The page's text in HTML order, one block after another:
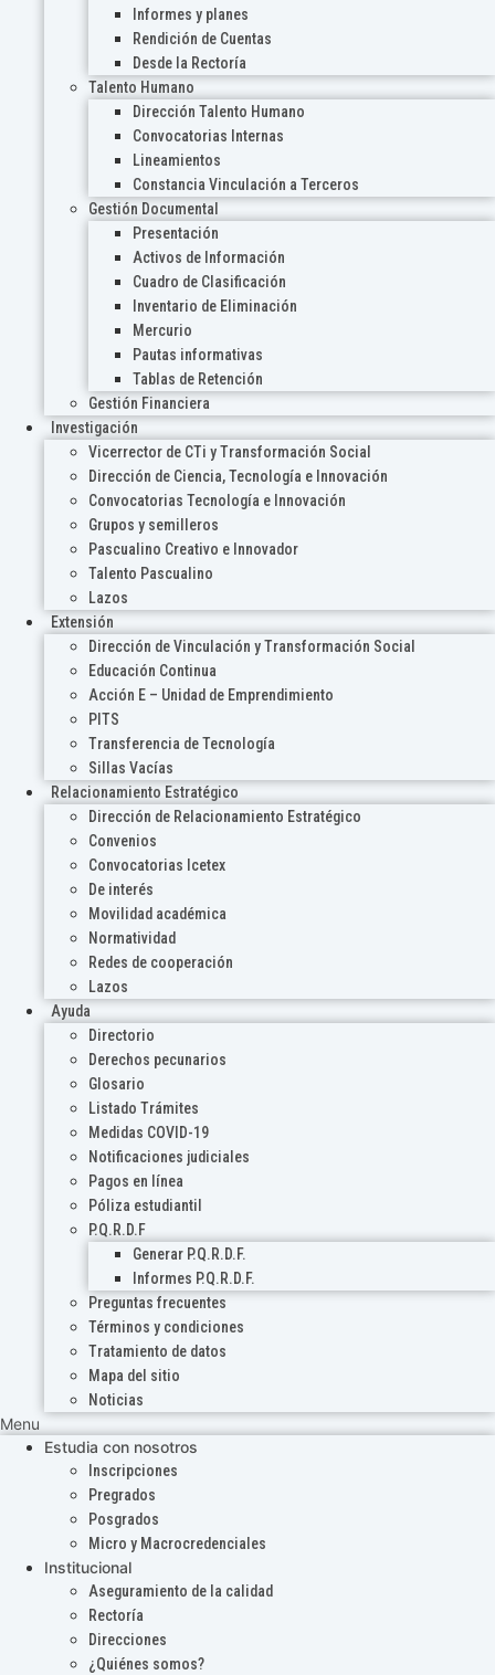
Informes y planes
Rendición de Cuentas
Desde la Rectoría
Talento Humano
Dirección Talento Humano
Convocatorias Internas
Lineamientos
Constancia Vinculación a Terceros
Gestión Documental
Presentación
Activos de Información
Cuadro de Clasificación
Inventario de Eliminación
Mercurio
Pautas informativas
Tablas de Retención
Gestión Financiera
Investigación
Vicerrector de CTi y Transformación Social
Dirección de Ciencia, Tecnología e Innovación
Convocatorias Tecnología e Innovación
Grupos y semilleros
Pascualino Creativo e Innovador
Talento Pascualino
Lazos
Extensión
Dirección de Vinculación y Transformación Social
Educación Continua
Acción E – Unidad de Emprendimiento
PITS
Transferencia de Tecnología
Sillas Vacías
Relacionamiento Estratégico
Dirección de Relacionamiento Estratégico
Convenios
Convocatorias Icetex
De interés
Movilidad académica
Normatividad
Redes de cooperación
Lazos
Ayuda
Directorio
Derechos pecunarios
Glosario
Listado Trámites
Medidas COVID-19
Notificaciones judiciales
Pagos en línea
Póliza estudiantil
P.Q.R.D.F
Generar P.Q.R.D.F.
Informes P.Q.R.D.F.
Preguntas frecuentes
Términos y condiciones
Tratamiento de datos
Mapa del sitio
Noticias
Menu
Estudia con nosotros
Inscripciones
Pregrados
Posgrados
Micro y Macrocredenciales
Institucional
Aseguramiento de la calidad
Rectoría
Direcciones
¿Quiénes somos?